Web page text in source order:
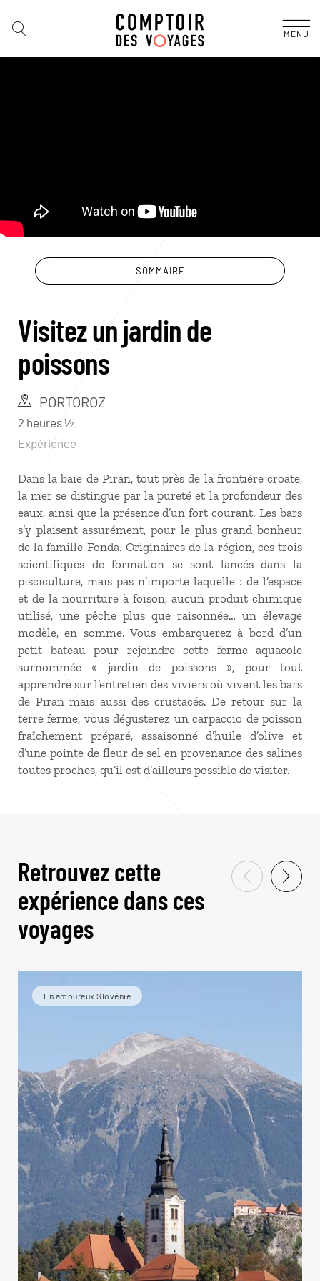
MENU
SOMMAIRE
Visitez un jardin de
poissons
PORTOROZ
2 heures ½
Expérience
Dans la baie de Piran, tout près de la frontière croate,
la mer se distingue par la pureté et la profondeur des
eaux, ainsi que la présence d’un fort courant. Les bars
s’y plaisent assurément, pour le plus grand bonheur
de la famille Fonda. Originaires de la région, ces trois
scientifiques de formation se sont lancés dans la
pisciculture, mais pas n’importe laquelle : de l’espace
et de la nourriture à foison, aucun produit chimique
utilisé, une pêche plus que raisonnée… un élevage
modèle, en somme. Vous embarquerez à bord d’un
petit bateau pour rejoindre cette ferme aquacole
surnommée « jardin de poissons », pour tout
apprendre sur l’entretien des viviers où vivent les bars
de Piran mais aussi des crustacés. De retour sur la
terre ferme, vous dégusterez un carpaccio de poisson
fraîchement préparé, assaisonné d’huile d’olive et
d’une pointe de fleur de sel en provenance des salines
toutes proches, qu’il est d’ailleurs possible de visiter.
Retrouvez cette
expérience dans ces
voyages
En amoureux Slovénie